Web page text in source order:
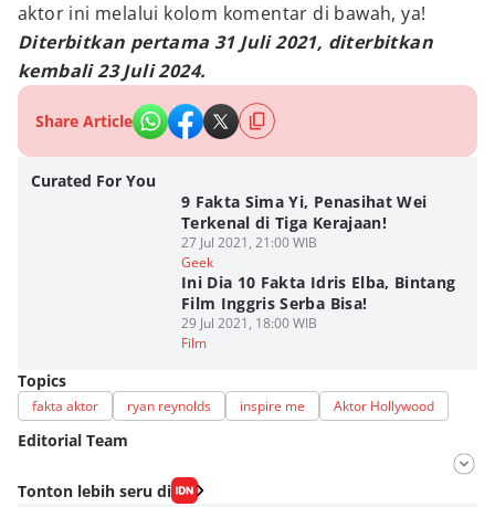
aktor ini melalui kolom komentar di bawah, ya!
Diterbitkan pertama 31 Juli 2021, diterbitkan
kembali 23 Juli 2024.
Share Article
Curated For You
9 Fakta Sima Yi, Penasihat Wei
Terkenal di Tiga Kerajaan!
27 Jul 2021, 21:00 WIB
Geek
Ini Dia 10 Fakta Idris Elba, Bintang
Film Inggris Serba Bisa!
29 Jul 2021, 18:00 WIB
Film
Topics
fakta aktor ryan reynolds inspire me Aktor Hollywood
Editorial Team
Editor
Tonton lebih seru di